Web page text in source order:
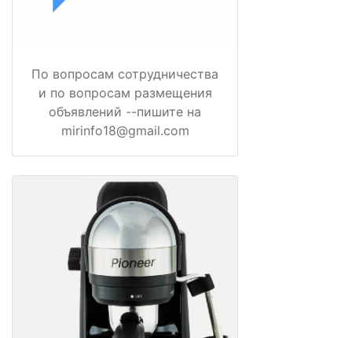
По вопросам сотрудничества
и по вопросам размещения
объявлений --пишите на
mirinfo18@gmail.com